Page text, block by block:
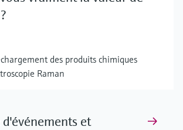
des produits chimiques
Raman
d'événements et